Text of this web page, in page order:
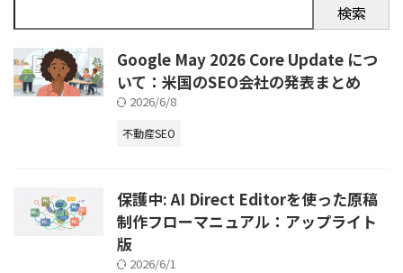
検索
Google May 2026 Core Update につ
いて：米国のSEO会社の発表まとめ
2026/6/8
不動産SEO
保護中: AI Direct Editorを使った原稿
制作フローマニュアル：アップライト
版
2026/6/1